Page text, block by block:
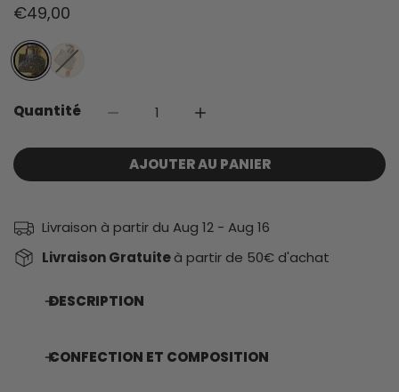
Prix
habituel
€49,00
Quantité
DIMINUER LA QUANTITÉ POUR CABAS
AUGMENTER LA QUANTITÉ
AJOUTER AU PANIER
Livraison à partir du Aug 12 - Aug 16
Livraison Gratuiteà partir de 50€ d'achat
DESCRIPTION
CONFECTION ET COMPOSITION